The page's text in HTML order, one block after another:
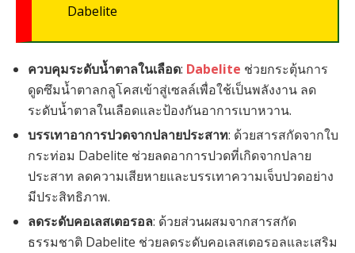
Dabelite
ควบคุมระดับน้ำตาลในเลือด: Dabelite ช่วยกระตุ้นการ
ดูดซึมน้ำตาลกลูโคสเข้าสู่เซลล์เพื่อใช้เป็นพลังงาน ลด
ระดับน้ำตาลในเลือดและป้องกันอาการเบาหวาน.
บรรเทาอาการปวดจากปลายประสาท: ด้วยสารสกัดจากใบ
กระท่อม Dabelite ช่วยลดอาการปวดที่เกิดจากปลาย
ประสาท ลดความเสียหายและบรรเทาความเจ็บปวดอย่าง
มีประสิทธิภาพ.
ลดระดับคอเลสเตอรอล: ด้วยส่วนผสมจากสารสกัด
ธรรมชาติ Dabelite ช่วยลดระดับคอเลสเตอรอลและเสริม